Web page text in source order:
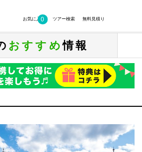
お気に入り
0 無料見積り
ツアー検索
おすすめ情報